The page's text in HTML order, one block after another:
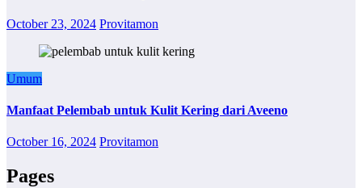
October 23, 2024 Provitamon
Umum
Manfaat Pelembab untuk Kulit Kering dari Aveeno
October 16, 2024 Provitamon
Pages